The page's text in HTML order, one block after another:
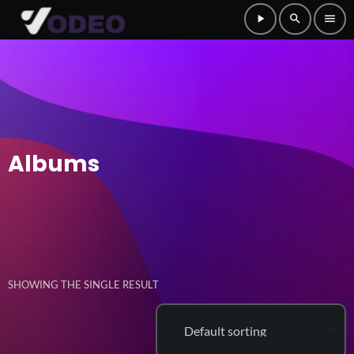
play_arrow search menu
Albums
SHOWING THE SINGLE RESULT